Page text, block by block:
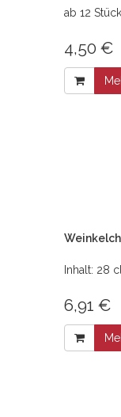
ab 12
4,50 €
Inhalt: 28
6,91 €